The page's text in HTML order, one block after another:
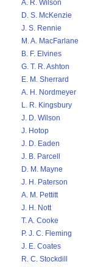
A. R. Wilson
D. S. McKenzie
J. S. Rennie
M. A. MacFarlane
B. F. Elvines
G. T. R. Ashton
E. M. Sherrard
A. H. Nordmeyer
L. R. Kingsbury
J. D. Wilson
J. Hotop
J. D. Eaden
J. B. Parcell
D. M. Mayne
J. H. Paterson
A. M. Pettitt
J. H. Nott
T. A. Cooke
P. J. C. Fleming
J. E. Coates
R. C. Stockdill